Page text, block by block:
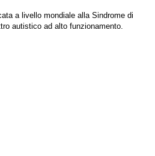
a livello mondiale alla Sindrome di
autistico ad alto funzionamento.